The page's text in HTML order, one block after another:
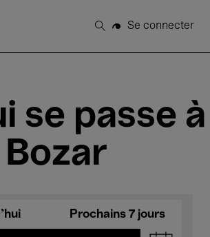
Rechercher
Se connecter
se passe à
Bozar
Prochains 7 jours